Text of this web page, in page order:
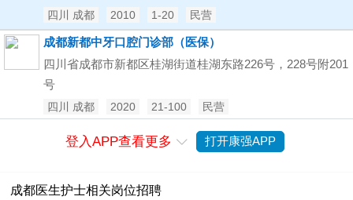
四川 成都 2010 1-20 民营
成都新都中牙口腔门诊部（医保）
四川省成都市新都区桂湖街道桂湖东路226号，228号附201
号
四川 成都 2020 21-100 民营
登入APP查看更多  打开康强APP
成都医生护士相关岗位招聘